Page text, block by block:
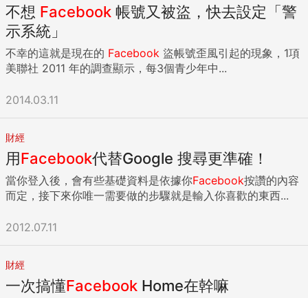
不想 Facebook 帳號又被盜，快去設定「警
示系統」
不幸的這就是現在的 Facebook 盜帳號歪風引起的現象，1項
美聯社 2011 年的調查顯示，每3個青少年中...
2014.03.11
財經
用Facebook代替Google 搜尋更準確！
當你登入後，會有些基礎資料是依據你Facebook按讚的內容
而定，接下來你唯一需要做的步驟就是輸入你喜歡的東西...
2012.07.11
財經
一次搞懂Facebook Home在幹嘛